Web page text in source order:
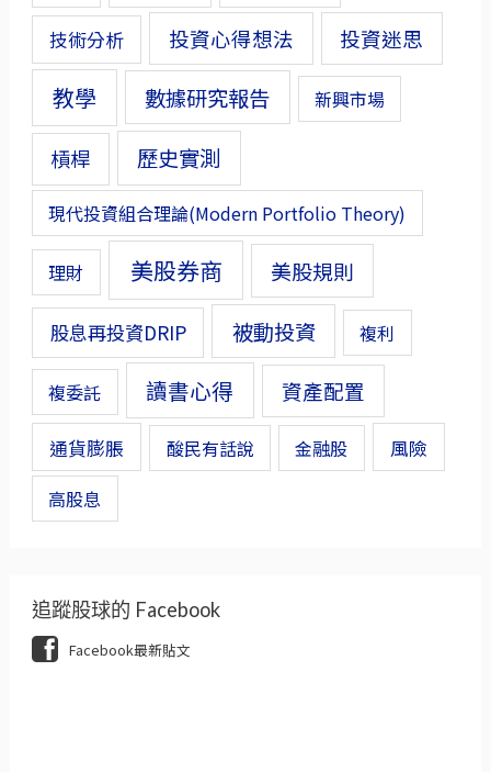
技術分析 投資心得想法 投資迷思
教學 數據研究報告 新興市場
槓桿 歷史實測
現代投資組合理論(Modern Portfolio Theory)
理財 美股券商 美股規則
股息再投資DRIP 被動投資 複利
複委託 讀書心得 資產配置
通貨膨脹 酸民有話說 金融股 風險
高股息
追蹤股球的 Facebook
Facebook最新貼文